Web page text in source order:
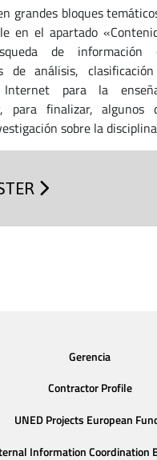
grandes bloques
en el apartado
de
de análisis,
para la
para finalizar, algunos
sobre la
Gerencia
Contractor Profile
UNED Projects European
Information Coordination